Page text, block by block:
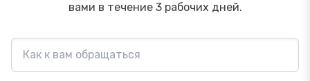
вами в течение 3 рабочих дней.